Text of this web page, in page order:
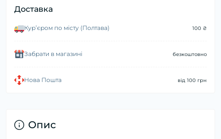
Доставка
Курʼєром по місту (Полтава) 100 ₴
Забрати в магазині безкоштовно
Нова Пошта від 100 грн
Опис